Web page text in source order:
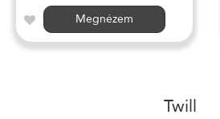
Megnézem
Twill